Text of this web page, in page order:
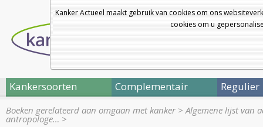
Kanker Actueel maakt gebruik van cookies om ons
cookies om u
Kankersoorten Complementair Regulier
Boeken gerelateerd aan omgaan met kanker>Algemene lijst van
antropologe… >